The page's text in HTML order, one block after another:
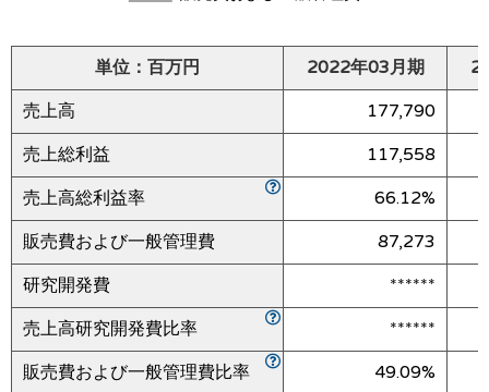
単位：百万円 2022年03月期
売上高
177,790
売上総利益
117,558
売上高総利益率
66.12%
販売費および一般管理費
87,273
研究開発費
******
売上高研究開発費比率
******
販売費および一般管理費比率
49.09%